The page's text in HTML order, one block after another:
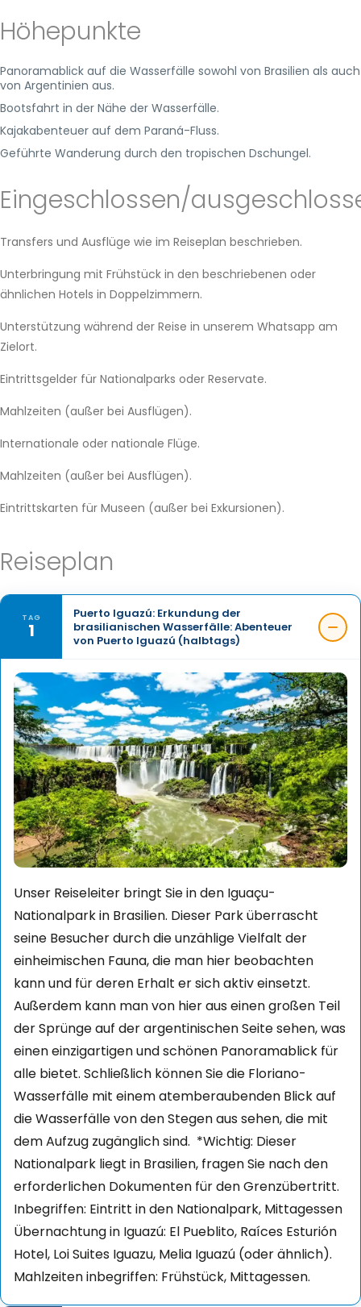
Höhepunkte
Panoramablick auf die Wasserfälle sowohl von Brasilien als auch
von Argentinien aus.
Bootsfahrt in der Nähe der Wasserfälle.
Kajakabenteuer auf dem Paraná-Fluss.
Geführte Wanderung durch den tropischen Dschungel.
Eingeschlossen/
Transfers und Ausflüge wie im Reiseplan beschrieben.
Unterbringung mit Frühstück in den beschriebenen oder
ähnlichen Hotels in Doppelzimmern.
Unterstützung während der Reise in unserem Whatsapp am
Zielort.
Eintrittsgelder für Nationalparks oder Reservate.
Mahlzeiten (außer bei Ausflügen).
Internationale oder nationale Flüge.
Mahlzeiten (außer bei Ausflügen).
Eintrittskarten für Museen (außer bei Exkursionen).
Reiseplan
TAG
1
Puerto Iguazú: Erkundung der
brasilianischen Wasserfälle: Abenteuer
von Puerto Iguazú (halbtags)
Unser Reiseleiter bringt Sie in den Iguaçu-
Nationalpark in Brasilien. Dieser Park überrascht
seine Besucher durch die unzählige Vielfalt der
einheimischen Fauna, die man hier beobachten
kann und für deren Erhalt er sich aktiv einsetzt.
Außerdem kann man von hier aus einen großen Teil
der Sprünge auf der argentinischen Seite sehen, was
einen einzigartigen und schönen Panoramablick für
alle bietet. Schließlich können Sie die Floriano-
Wasserfälle mit einem atemberaubenden Blick auf
die Wasserfälle von den Stegen aus sehen, die mit
dem Aufzug zugänglich sind. *Wichtig: Dieser
Nationalpark liegt in Brasilien, fragen Sie nach den
erforderlichen Dokumenten für den Grenzübertritt.
Inbegriffen: Eintritt in den Nationalpark, Mittagessen
Übernachtung in Iguazú: El Pueblito, Raíces Esturión
Hotel, Loi Suites Iguazu, Melia Iguazú (oder ähnlich).
Mahlzeiten inbegriffen: Frühstück, Mittagessen.